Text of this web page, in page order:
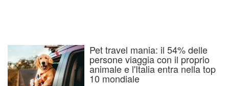
Pet travel mania: il 54% delle
persone viaggia con il proprio
animale e l'Italia entra nella top
10 mondiale